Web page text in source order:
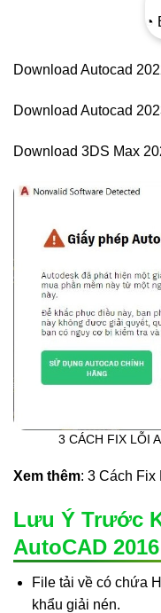
◔
Download Autocad
Download Autocad
Download 3DS Max
3 CÁCH FIX LỖI
Xem thêm: 3 Cách Fix
Lưu Ý Trước
AutoCAD 2016
File tải về có chứa
khẩu giải nén.